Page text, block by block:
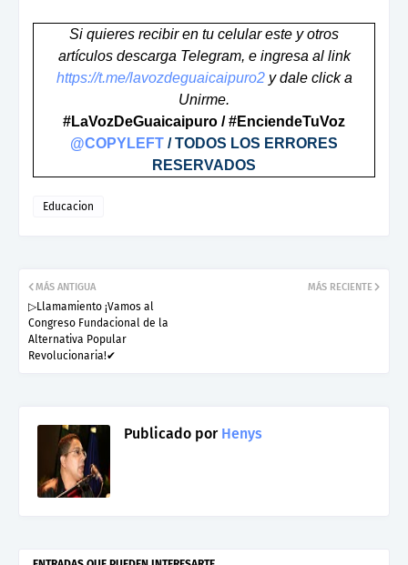
Si quieres recibir en tu celular este y otros
artículos descarga Telegram, e ingresa al link
https://t.me/lavozdeguaicaipuro2y dale click a
Unirme.
#LaVozDeGuaicaipuro / #EnciendeTuVoz
@COPYLEFT / TODOS LOS ERRORES
RESERVADOS
Educacion
MÁS RECIENTE
MÁS ANTIGUA
▷Llamamiento ¡Vamos al
Congreso Fundacional de la
Alternativa Popular
Revolucionaria!✔
Publicado porHenys